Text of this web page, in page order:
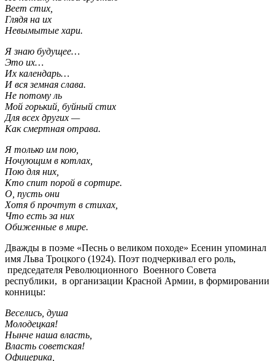
Веет стих,
Глядя на их
Невымытые хари.
Я знаю будущее…
Это их…
Их календарь…
И вся земная слава.
Не потому ль
Мой горький, буйный стих
Для всех других —
Как смертная отрава.
Я только им пою,
Ночующим в котлах,
Пою для них,
Кто спит порой в сортире.
О, пусть они
Хотя б прочтут в стихах,
Что есть за них
Обиженные в мире.
Дважды в поэме «Песнь о великом походе» Есенин упоминал
имя Льва Троцкого (1924). Поэт подчеркивал его роль,
председателя Революционного Военного Совета
республики, в организации Красной Армии, в формировании
конницы:
Веселись, душа
Молодецкая!
Нынче наша власть,
Власть советская!
Офицерика,